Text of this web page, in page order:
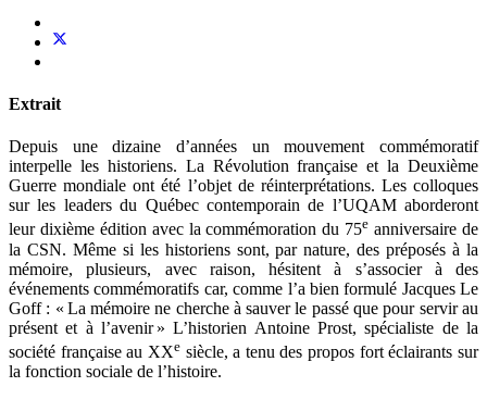
Extrait
Depuis une dizaine d’années un mouvement commémoratif
interpelle les historiens. La Révolution française et la Deuxième
Guerre mondiale ont été l’objet de réinterprétations. Les colloques
sur les leaders du Québec contemporain de l’UQAM aborderont
leur dixième édition avec la commémoration du 75e anniversaire de
la CSN. Même si les historiens sont, par nature, des préposés à la
mémoire, plusieurs, avec raison, hésitent à s’associer à des
événements commémoratifs car, comme l’a bien formulé Jacques Le
Goff : « La mémoire ne cherche à sauver le passé que pour servir au
présent et à l’avenir» L’historien Antoine Prost, spécialiste de la
société française au XXesiècle, a tenu des propos fort éclairants sur
la fonction sociale de l’histoire.